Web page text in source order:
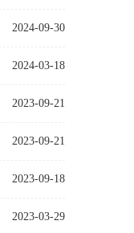
2024-09-30
2024-03-18
2023-09-21
2023-09-21
2023-09-18
2023-03-29